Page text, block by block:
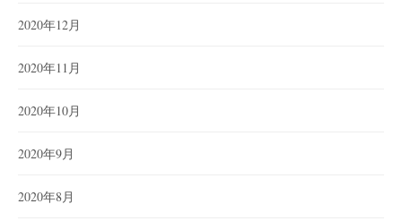
2020年12月
2020年11月
2020年10月
2020年9月
2020年8月